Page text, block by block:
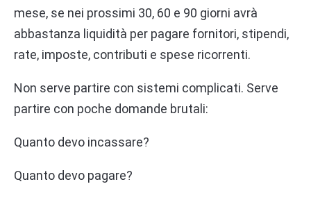
mese, se nei prossimi 30, 60 e 90 giorni avrà
abbastanza liquidità per pagare fornitori, stipendi,
rate, imposte, contributi e spese ricorrenti.
Non serve partire con sistemi complicati. Serve
partire con poche domande brutali:
Quanto devo incassare?
Quanto devo pagare?